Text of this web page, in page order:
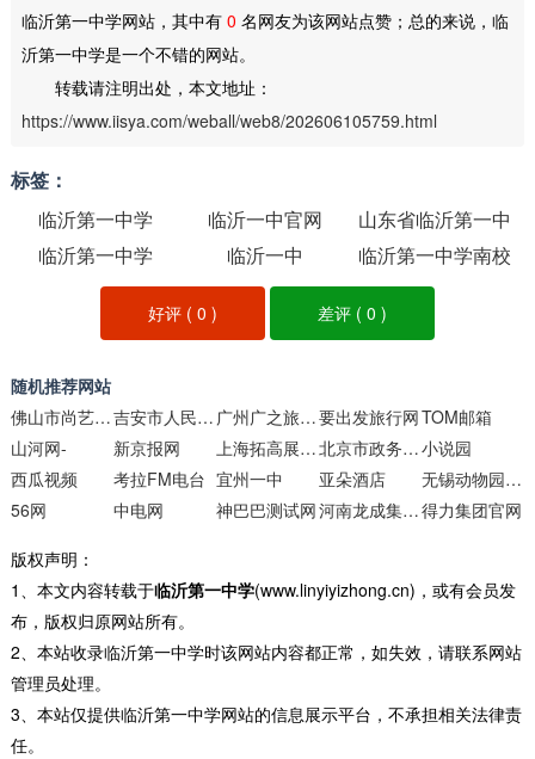
临沂第一中学网站，其中有 0 名网友为该网站点赞；总的来说，临
沂第一中学是一个不错的网站。
转载请注明出处，本文地址：
https://www.iisya.com/weball/web8/202606105759.html
标签：
临沂第一中学
临沂一中官网
山东省临沂第一中
学
临沂第一中学 临沂一中
临沂第一中学南校
区
好评 (0 ) 差评 ( 0 )
随机推荐网站
佛山市尚艺堂品牌设计
吉安市人民政府门户网站 广州广之旅官方网站要出发旅行网TOM邮箱
山河网-
新京报网 上海拓高展览服务 北京市政务门户网站小说园
西瓜视频
考拉FM电台 宜州一中 亚朵酒店
无锡动物园太湖欢乐园
56网
中电网 神巴巴测试网 河南龙成集团官网得力集团官网
版权声明：
1、本文内容转载于临沂第一中学(www.linyiyizhong.cn)，或有会员发
布，版权归原网站所有。
2、本站收录临沂第一中学时该网站内容都正常，如失效，请联系网站
管理员处理。
3、本站仅提供临沂第一中学网站的信息展示平台，不承担相关法律责
任。